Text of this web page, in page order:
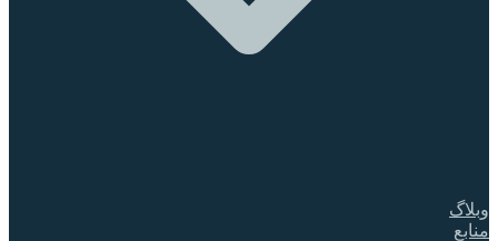
وبلاگ
منابع